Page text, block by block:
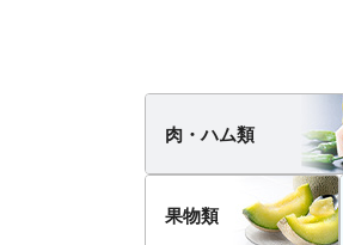
肉・ハム類
果物類